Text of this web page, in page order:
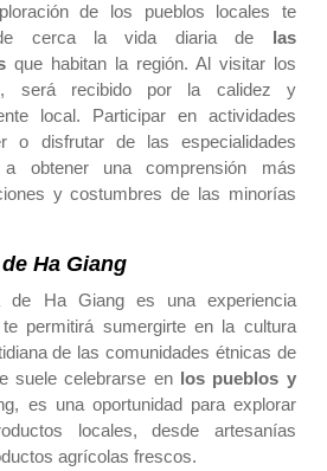
de los pueblos locales te
de cerca la vida diaria de las
que habitan la región. Al visitar los
será recibido por la calidez y
local. Participar en actividades
o disfrutar de las especialidades
obtener una comprensión más
y costumbres de las minorías
Ha Giang
de Ha Giang es una experiencia
permitirá sumergirte en la cultura
de las comunidades étnicas de
suele celebrarse en los pueblos y
es una oportunidad para explorar
locales, desde artesanías
agrícolas frescos.